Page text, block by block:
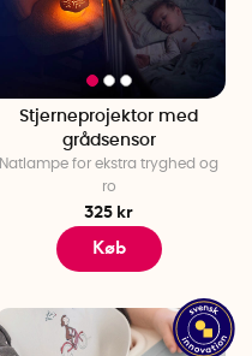
Stjerneprojektor med
grådsensor
Natlampe for ekstra tryghed og
ro
325 kr
Køb